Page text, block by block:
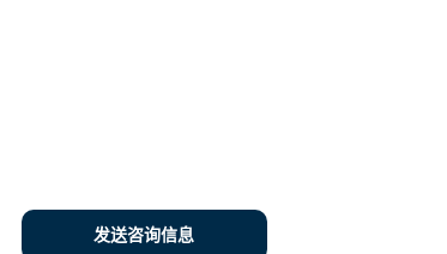
发送咨询信息